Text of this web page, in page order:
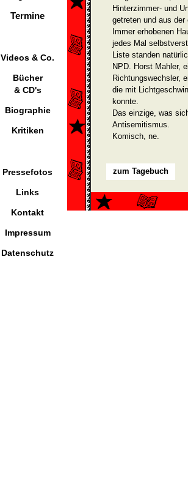
Termine
Videos & Co.
Bücher
& CD's
Biographie
Kritiken
Pressefotos
Links
Kontakt
Impressum
Datenschutz
Hinterzimmer- und
getreten und aus
Immer erhobenen
jedes Mal
Liste standen
NPD. Horst Mahler,
Richtungswechsler,
die mit
konnte.
Das einzige, was
Antisemitismus.
Komisch, ne.
zum Tagebuch